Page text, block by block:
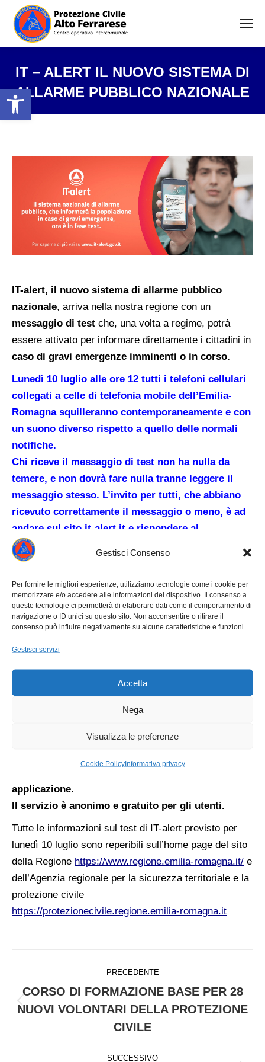
Open toolbar
Gestisci Consenso
Per fornire le migliori esperienze, utilizziamo tecnologie come i cookie per
memorizzare e/o accedere alle informazioni del dispositivo. Il consenso a
queste tecnologie ci permetterà di elaborare dati come il comportamento di
navigazione o ID unici su questo sito. Non acconsentire o ritirare il
consenso può influire negativamente su alcune caratteristiche e funzioni.
Gestisci servizi
Accetta
Nega
Visualizza le preferenze
Cookie PolicyInformativa privacy
IT – ALERT IL NUOVO SISTEMA DI
ALLARME PUBBLICO NAZIONALE
IT-alert, il nuovo sistema di allarme pubblico
nazionale, arriva nella nostra regione con un
messaggio di test che, una volta a regime, potrà
essere attivato per informare direttamente i cittadini in
caso di gravi emergenze imminenti o in corso.
Lunedì 10 luglio alle ore 12 tutti i telefoni cellulari
collegati a celle di telefonia mobile dell’Emilia-
Romagna squilleranno contemporaneamente e con
un suono diverso rispetto a quello delle normali
notifiche.
Chi riceve il messaggio di test non ha nulla da
temere, e non dovrà fare nulla tranne leggere il
messaggio stesso. L’invito per tutti, che abbiano
ricevuto correttamente il messaggio o meno, è ad
andare sul sito it-alert.it e rispondere al
questionario: le risposte fornite permetteranno di
migliorare il sistema.
Nel 2024, IT-alert diventerà operativo sul territorio
nazionale e si attiverà in sei casi di competenza del
Servizio nazionale di protezione civile:maremoto
(generato da un terremoto),
diga, attività vulcanica
Flegrei, Vulcano e Stromboli),incidenti nucleari o
emergenze radiologiche, incidenti rilevanti in
stabilimenti industriali, precipitazioni intense.
operatori di telefonia può ricevere un messaggio “IT-
applicazione.
Il servizio è anonimo e gratuito per gli utenti.
Tutte le informazioni sul test di IT-alert previsto per
lunedì 10 luglio sono reperibili sull’home page del sito
della Regione https://www.regione.emilia-romagna.it/ e
dell’Agenzia regionale per la sicurezza territoriale e la
protezione civile
https://protezionecivile.regione.emilia-romagna.it
PRECEDENTE
Post
precedente:
CORSO DI FORMAZIONE BASE PER 28
NUOVI VOLONTARI DELLA PROTEZIONE
CIVILE
SUCCESSIVO